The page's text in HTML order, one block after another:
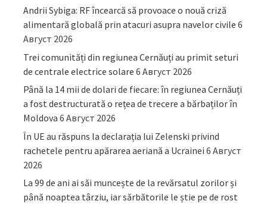
Andrii Sybiga: RF încearcă să provoace o nouă criză
alimentară globală prin atacuri asupra navelor civile 6
Август 2026
Trei comunități din regiunea Cernăuți au primit seturi
de centrale electrice solare 6 Август 2026
Până la 14 mii de dolari de fiecare: în regiunea Cernăuți
a fost destructurată o rețea de trecere a bărbaților în
Moldova 6 Август 2026
În UE au răspuns la declarația lui Zelenski privind
rachetele pentru apărarea aeriană a Ucrainei 6 Август
2026
La 99 de ani ai săi muncește de la revărsatul zorilor și
până noaptea târziu, iar sărbătorile le știe pe de rost